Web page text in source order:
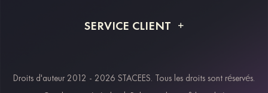
Retour et remboursement
SERVICE CLIENT
Modes de paiement
Droits d'auteur 2012 - 2026 STACEES. Tous les droits sont réservés.